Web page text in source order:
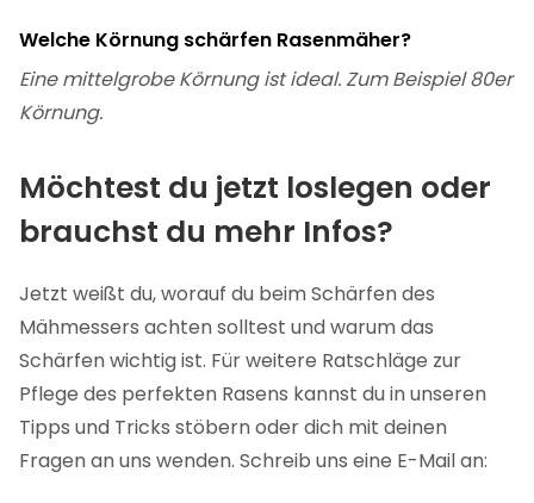
Welche Körnung schärfen Rasenmäher?
Eine mittelgrobe Körnung ist ideal. Zum Beispiel 80er
Körnung.
Möchtest du jetzt loslegen oder
brauchst du mehr Infos?
Jetzt weißt du, worauf du beim Schärfen des
Mähmessers achten solltest und warum das
Schärfen wichtig ist. Für weitere Ratschläge zur
Pflege des perfekten Rasens kannst du in unseren
Tipps und Tricks stöbern oder dich mit deinen
Fragen an uns wenden. Schreib uns eine E-Mail an: